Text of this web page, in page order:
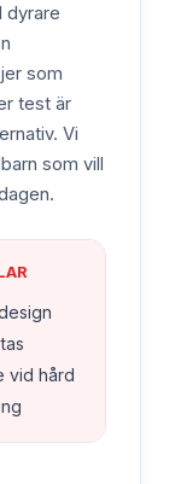
dyrare
som
test är
Vi
som vill
vid hård